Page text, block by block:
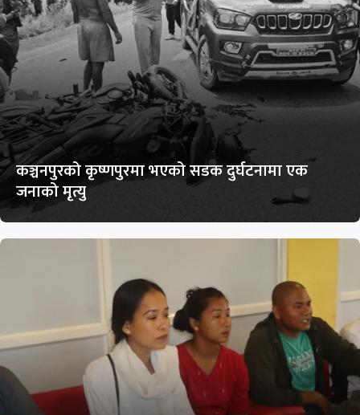
कञ्चनपुरको कृष्णपुरमा भएको सडक दुर्घटनामा एक
जनाको मृत्यु